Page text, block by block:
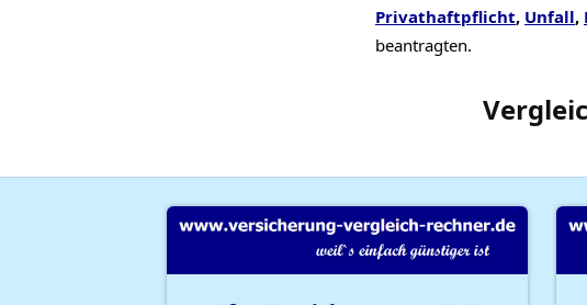
Privathaftpflicht, Unfall,
beantragten.